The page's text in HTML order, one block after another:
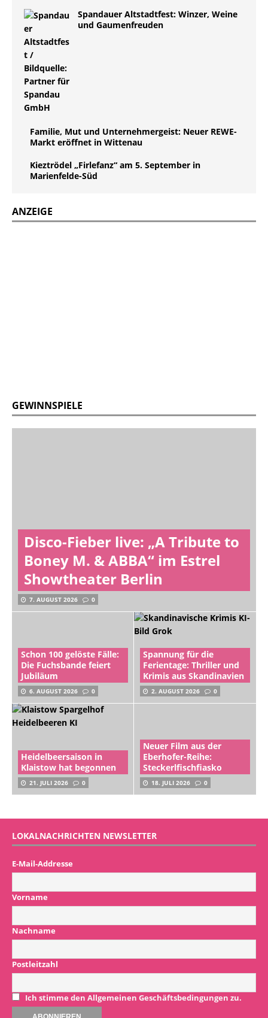
Spandauer Altstadtfest: Winzer, Weine
und Gaumenfreuden
Familie, Mut und Unternehmergeist: Neuer REWE-
Markt eröffnet in Wittenau
Kieztrödel „Firlefanz“ am 5. September in
Marienfelde-Süd
ANZEIGE
GEWINNSPIELE
Disco-Fieber live: „A Tribute to
Boney M. & ABBA“ im Estrel
Showtheater Berlin
7. AUGUST 2026 0
Schon 100 gelöste Fälle:
Die Fuchsbande feiert
Jubiläum
6. AUGUST 2026 0
Spannung für die
Ferientage: Thriller und
Krimis aus Skandinavien
2. AUGUST 2026 0
Heidelbeersaison in
Klaistow hat begonnen
21. JULI 2026 0
Neuer Film aus der
Eberhofer-Reihe:
Steckerlfischfiasko
18. JULI 2026 0
LOKALNACHRICHTEN NEWSLETTER
E-Mail-Addresse
Vorname
Nachname
Postleitzahl
Ich stimme den Allgemeinen Geschäftsbedingungen zu.